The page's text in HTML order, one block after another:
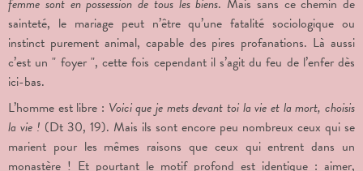
sainteté, le mariage peut n’être qu’une fatalité sociologique ou
instinct purement animal, capable des pires profanations. Là aussi
c’est un " foyer ", cette fois cependant il s’agit du feu de l’enfer dès
ici-bas.
L’homme est libre : Voici que je mets devant toi la vie et la mort, choisis
la vie ! (Dt 30, 19). Mais ils sont encore peu nombreux ceux qui se
marient pour les mêmes raisons que ceux qui entrent dans un
monastère ! Et pourtant le motif profond est identique : aimer,